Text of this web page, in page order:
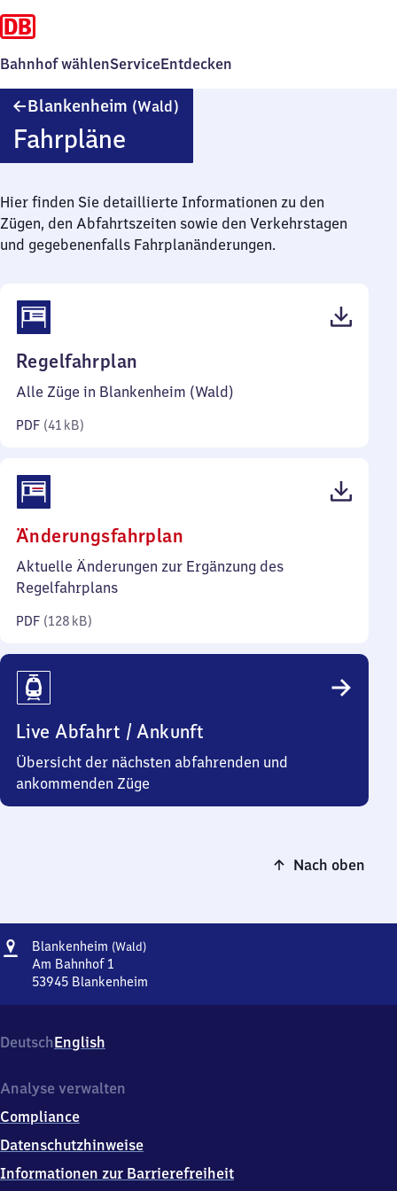
Bahnhof wählenServiceEntdecken
Blankenheim (Wald)
Fahrpläne
Hier finden Sie detaillierte Informationen zu den
Zügen, den Abfahrtszeiten sowie den Verkehrstagen
und gegebenenfalls Fahrplanänderungen.
Regelfahrplan
41
Alle Züge in Blankenheim (Wald)
PDF (41 kB)
Änderungsfahrplan
128
Aktuelle Änderungen zur Ergänzung des
Regelfahrplans
PDF (128 kB)
Live Abfahrt / Ankunft
Übersicht der nächsten abfahrenden und
ankommenden Züge
Nach oben
Adresse
Blankenheim (Wald)Blankenheim
Am Bahnhof 1
53945 Blankenheim
Am
Bahnhof
5
9
4
Blankenheim
DeutschEnglish
Analyse verwalten
Compliance
Datenschutzhinweise
Informationen zur Barrierefreiheit